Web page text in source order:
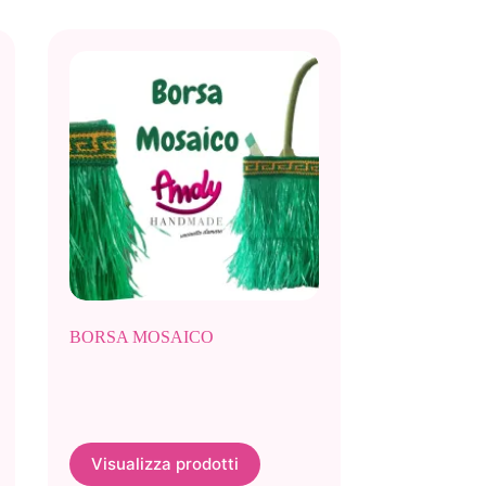
BORSA MOSAICO
Visualizza prodotti